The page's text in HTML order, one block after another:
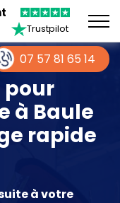
Trustpilot
pour
à Baule
rapide
à votre
07 57 81 65 14